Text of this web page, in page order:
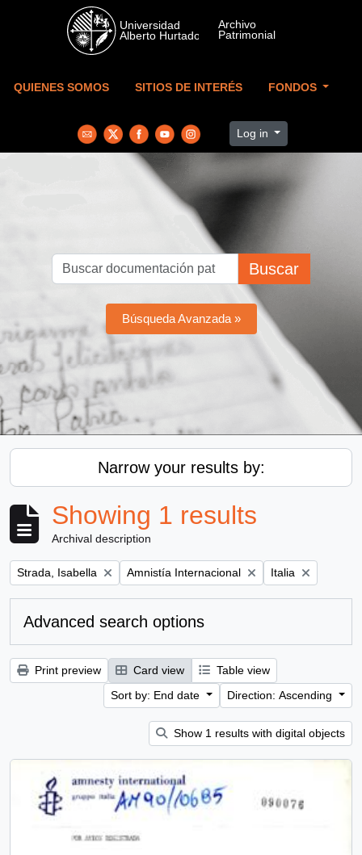
Skip to main content
QUIENES SOMOS SITIOS DE INTERÉS FONDOS
Log in
Buscar
Búsqueda Avanzada »
Narrow your results by:
Showing 1 results
Archival description
Remove filter:
Strada, Isabella Remove filter:
Amnistía Internacional Remove filter:
Italia
Advanced search options
Print preview Card view
Table view
Sort by: End date
Direction: Ascending
Show 1 results with digital objects